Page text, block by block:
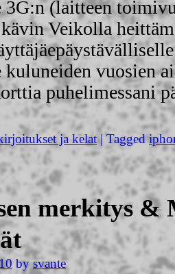
3G:n (laitteen
Veikolla
kuluneiden vuosien
puhelimessani
ja kelat | Tagged
merkitys &
by svante